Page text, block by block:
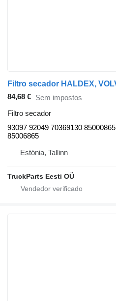
84,68 € Sem impostos
Filtro secador
93097 92049 70369130 85000865
85006865
Estónia, Tallinn
TruckParts Eesti OÜ